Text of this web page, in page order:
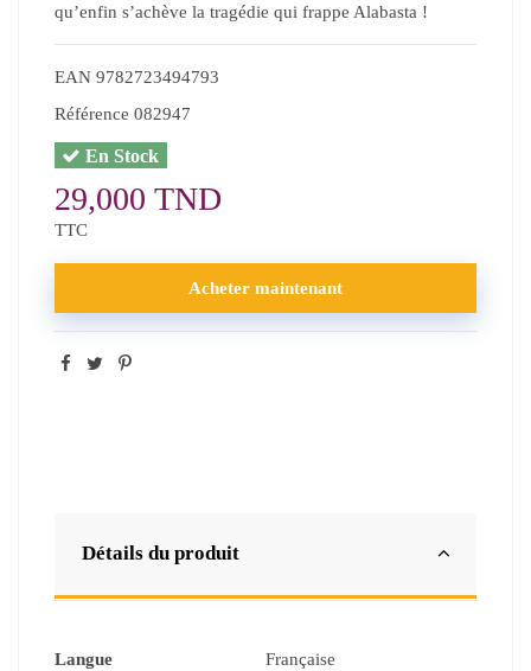
qu’enfin s’achève la tragédie qui frappe Alabasta !
EAN 9782723494793
Référence 082947
En Stock
29,000 TND
TTC
Acheter maintenant
Détails du produit
Langue Française